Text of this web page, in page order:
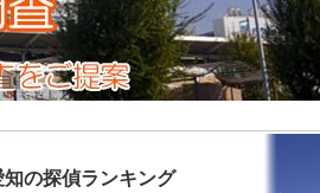
の探偵ランキング